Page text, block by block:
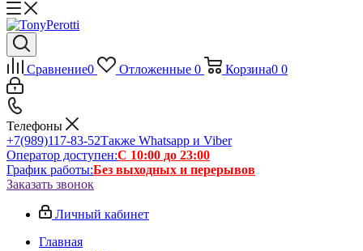
Сравнение0 Отложенные 0 Корзина0 0
Телефоны
+7(989)117-83-52Также Whatsapp и Viber
Оператор доступен:С 10:00 до 23:00
График работы:Без выходных и перерывов
Заказать звонок
Личный кабинет
Главная